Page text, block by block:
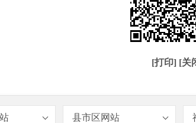
[打印] [关
县市区网站